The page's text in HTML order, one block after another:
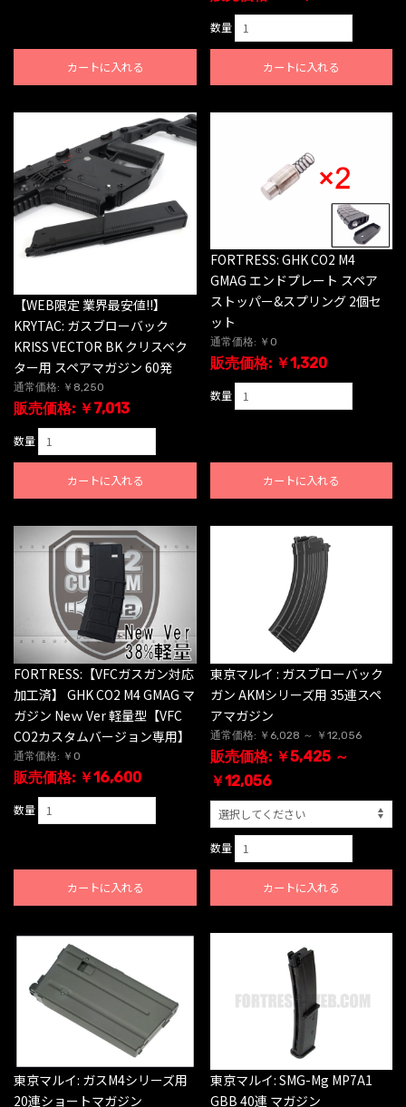
カートに入れる
数量
カートに入れる
【WEB限定 業界最安値!!】
KRYTAC: ガスブローバック
KRISS VECTOR BK クリスベク
ター用 スペアマガジン 60発
通常価格: ￥8,250
販売価格: ￥7,013
数量
カートに入れる
FORTRESS: GHK CO2 M4
GMAG エンドプレート スペア
ストッパー&スプリング 2個セ
ット
通常価格: ￥0
販売価格: ￥1,320
数量
カートに入れる
FORTRESS:【VFCガスガン対応
加工済】 GHK CO2 M4 GMAG マ
ガジン Neｗ Ver 軽量型【VFC
CO2カスタムバージョン専用】
通常価格: ￥0
販売価格: ￥16,600
数量
カートに入れる
東京マルイ : ガスブローバック
ガン AKMシリーズ用 35連スペ
アマガジン
通常価格: ￥6,028 ～ ￥12,056
販売価格: ￥5,425 ～
￥12,056
数量
カートに入れる
東京マルイ: ガスM4シリーズ用
20連ショートマガジン
東京マルイ: SMG-Mg MP7A1
GBB 40連 マガジン